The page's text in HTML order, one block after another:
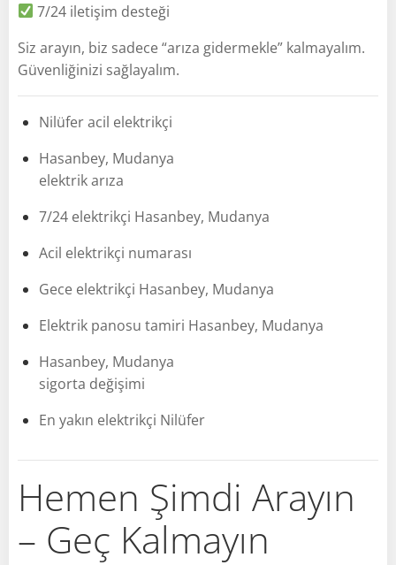
7/24 iletişim desteği
Siz arayın, biz sadece “arıza gidermekle” kalmayalım.
Güvenliğinizi sağlayalım.
Nilüfer acil elektrikçi
Hasanbey, Mudanya
elektrik arıza
7/24 elektrikçi Hasanbey, Mudanya
Acil elektrikçi numarası
Gece elektrikçi Hasanbey, Mudanya
Elektrik panosu tamiri Hasanbey, Mudanya
Hasanbey, Mudanya
sigorta değişimi
En yakın elektrikçi Nilüfer
Hemen Şimdi Arayın
– Geç Kalmayın